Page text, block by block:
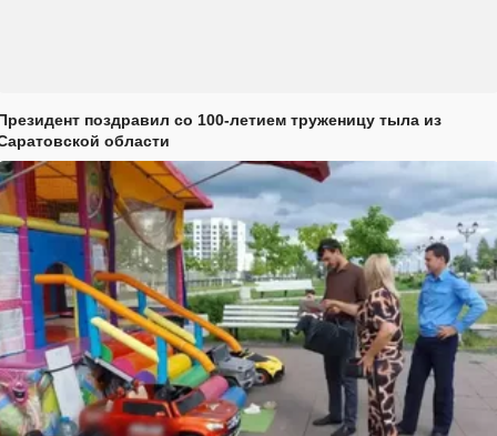
поздравил со 100-летием труженицу тыла из
области